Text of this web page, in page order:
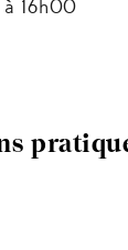
à 16h00